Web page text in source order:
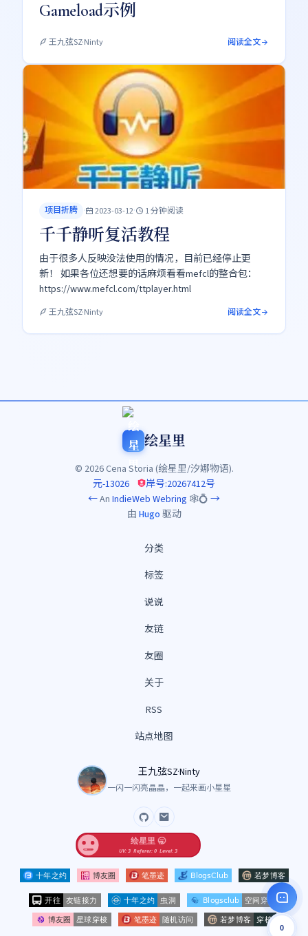
Gameload示例
王九弦SZ·Ninty 阅读全文
项目折腾 · 2023-03-12· 1 分钟阅读
千千静听复活教程
由于很多人反映没法使用的情况，目前已经停止更
新！ 如果各位还想要的话麻烦看看mefcl的整合包：
https://www.mefcl.com/ttplayer.html
王九弦SZ·Ninty 阅读全文
绘星里
© 2026 Cena Storia (绘星里/汐娜物语).
元-13026
岸号:20267412号
←An IndieWeb Webring 🕸💍 →
由 Hugo 驱动
分类
标签
说说
友链
友圈
关于
RSS
站点地图
王九弦SZ·Ninty
一闪一闪亮晶晶，一起来画小星星
GitHubEmail
0